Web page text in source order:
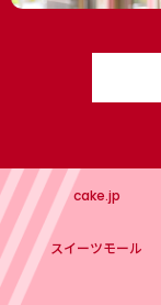
cake.jp
スイーツモール